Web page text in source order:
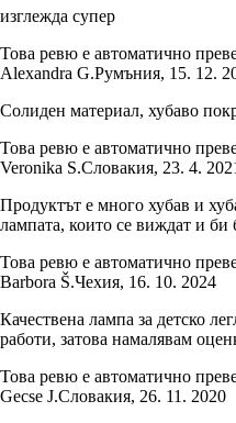
изглежда супер
Това ревю е автоматично
Alexandra G.Румъния, 15. 12.
Солиден материал, хубаво
Това ревю е автоматично
Veronika S.Словакия, 23. 4.
Продуктът е много хубав и
лампата, които се виждат и би
Това ревю е автоматично
Barbora Š.Чехия, 16. 10. 2024
Качествена лампа за детско
работи, затова намалявам
Това ревю е автоматично
Gecse J.Словакия, 26. 11. 2020